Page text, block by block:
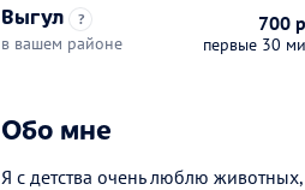
Выгул ?
в вашем районе
700
первые 30
Обо мне
Я с детства очень люблю